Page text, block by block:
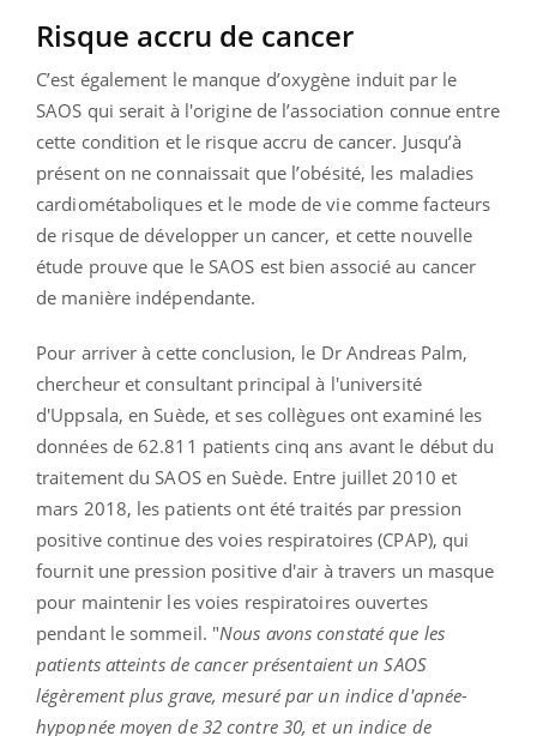
Risque accru de cancer
C’est également le manque d’oxygène induit par le
SAOS qui serait à l'origine de l’association connue entre
cette condition et le risque accru de cancer. Jusqu’à
présent on ne connaissait que l’obésité, les maladies
cardiométaboliques et le mode de vie comme facteurs
de risque de développer un cancer, et cette nouvelle
étude prouve que le SAOS est bien associé au cancer
de manière indépendante.
Pour arriver à cette conclusion, le Dr Andreas Palm,
chercheur et consultant principal à l'université
d'Uppsala, en Suède, et ses collègues ont examiné les
données de 62.811 patients cinq ans avant le début du
traitement du SAOS en Suède. Entre juillet 2010 et
mars 2018, les patients ont été traités par pression
positive continue des voies respiratoires (CPAP), qui
fournit une pression positive d'air à travers un masque
pour maintenir les voies respiratoires ouvertes
pendant le sommeil. "Nous avons constaté que les
patients atteints de cancer présentaient un SAOS
légèrement plus grave, mesuré par un indice d'apnée-
hypopnée moyen de 32 contre 30, et un indice de